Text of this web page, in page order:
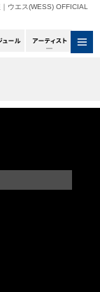
ウエス(WESS) OFFICIAL
スケジュールアー